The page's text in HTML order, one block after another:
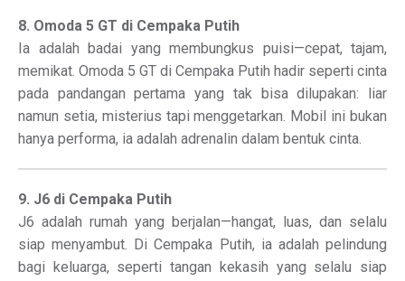
8. Omoda 5 GT di Cempaka Putih
Ia adalah badai yang membungkus puisi—cepat, tajam,
memikat. Omoda 5 GT di Cempaka Putih hadir seperti cinta
pada pandangan pertama yang tak bisa dilupakan: liar
namun setia, misterius tapi menggetarkan. Mobil ini bukan
hanya performa, ia adalah adrenalin dalam bentuk cinta.
9. J6 di Cempaka Putih
J6 adalah rumah yang berjalan—hangat, luas, dan selalu
siap menyambut. Di Cempaka Putih, ia adalah pelindung
bagi keluarga, seperti tangan kekasih yang selalu siap